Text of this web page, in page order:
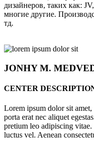
дизайнеров, таких как:
многие другие.
тд.
JONHYM.
CENTER
Lorem ipsum dolor sit
porta erat nec aliquet
pretium leo adipiscing
luctus vel. Aenean